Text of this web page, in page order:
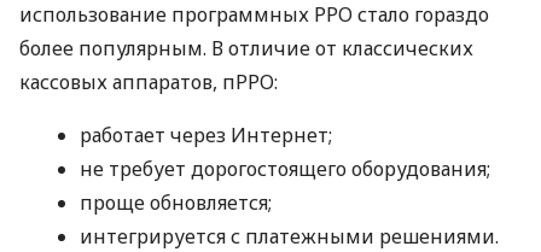
использование программных РРО стало гораздо
более популярным. В отличие от классических
кассовых аппаратов, пРРО:
работает через Интернет;
не требует дорогостоящего оборудования;
проще обновляется;
интегрируется с платежными решениями.